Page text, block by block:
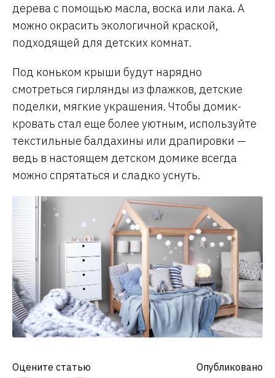
дерева с помощью масла, воска или лака. А
можно окрасить экологичной краской,
подходящей для детских комнат.
Под коньком крыши будут нарядно
смотреться гирлянды из флажков, детские
поделки, мягкие украшения. Чтобы домик-
кровать стал еще более уютным, используйте
текстильные балдахины или драпировки —
ведь в настоящем детском домике всегда
можно спрятаться и сладко уснуть.
Оцените статью
Опубликовано